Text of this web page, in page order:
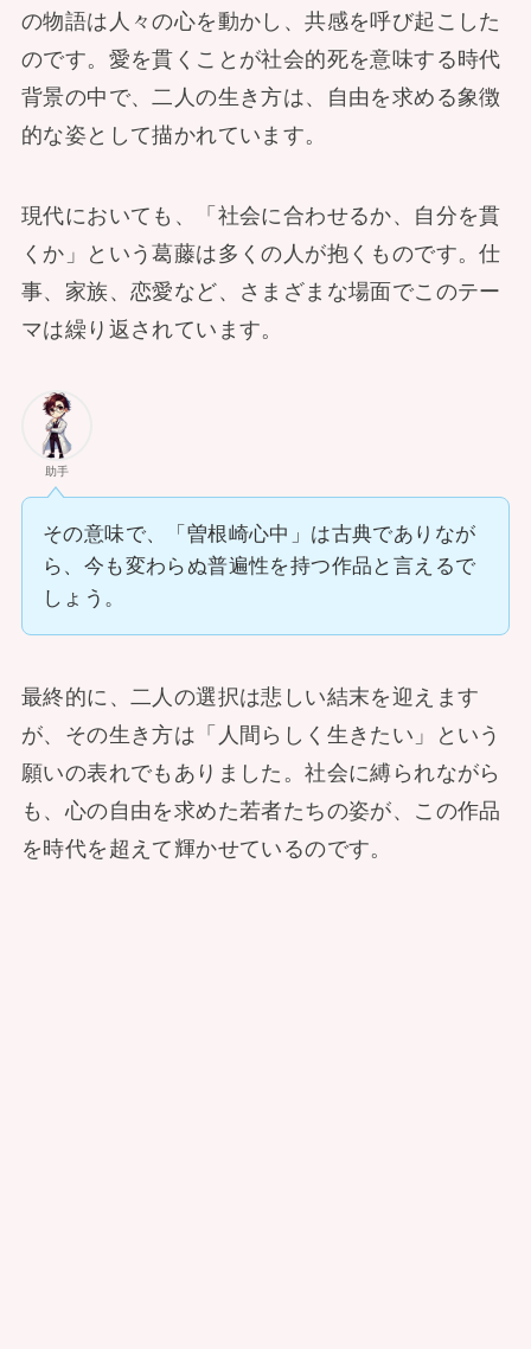
の物語は人々の心を動かし、共感を呼び起こした
のです。愛を貫くことが社会的死を意味する時代
背景の中で、二人の生き方は、自由を求める象徴
的な姿として描かれています。
現代においても、「社会に合わせるか、自分を貫
くか」という葛藤は多くの人が抱くものです。仕
事、家族、恋愛など、さまざまな場面でこのテー
マは繰り返されています。
助手
その意味で、「曽根崎心中」は古典でありなが
ら、今も変わらぬ普遍性を持つ作品と言えるで
しょう。
最終的に、二人の選択は悲しい結末を迎えます
が、その生き方は「人間らしく生きたい」という
願いの表れでもありました。社会に縛られながら
も、心の自由を求めた若者たちの姿が、この作品
を時代を超えて輝かせているのです。